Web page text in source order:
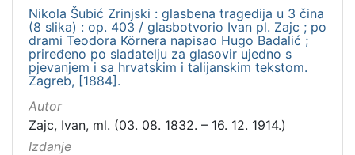
Nikola Šubić Zrinjski : glasbena tragedija u 3 čina
(8 slika) : op. 403 / glasbotvorio Ivan pl. Zajc ; po
drami Teodora Körnera napisao Hugo Badalić ;
priređeno po sladatelju za glasovir ujedno s
pjevanjem i sa hrvatskim i talijanskim tekstom.
Zagreb, [1884].
Autor
Zajc, Ivan, ml. (03. 08. 1832. – 16. 12. 1914.)
Izdanje